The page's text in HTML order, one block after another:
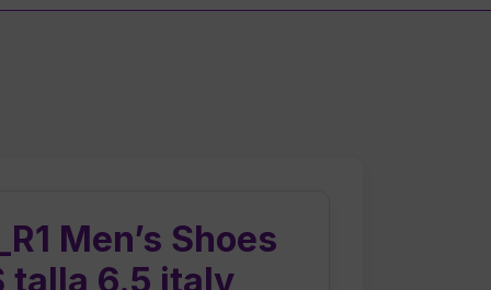
Men’s Shoes
talla 6.5 italy